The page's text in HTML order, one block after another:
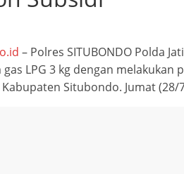
– Polres SITUBONDO Polda
LPG 3 kg dengan melakukan
Situbondo. Jumat (28/
Peristiwa